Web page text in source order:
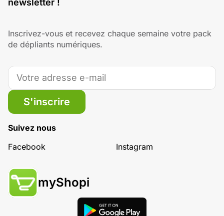
newsletter !
Inscrivez-vous et recevez chaque semaine votre pack
de dépliants numériques.
S'inscrire
Suivez nous
Facebook
Instagram
myShopi